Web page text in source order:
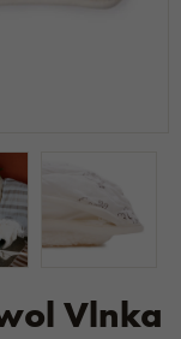
Vlnka